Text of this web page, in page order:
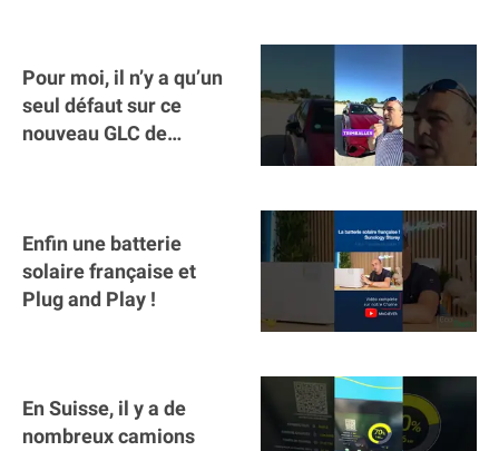
Pour moi, il n’y a qu’un
seul défaut sur ce
nouveau GLC de
Enfin une batterie
solaire française et
Plug and Play !
En Suisse, il y a de
nombreux camions